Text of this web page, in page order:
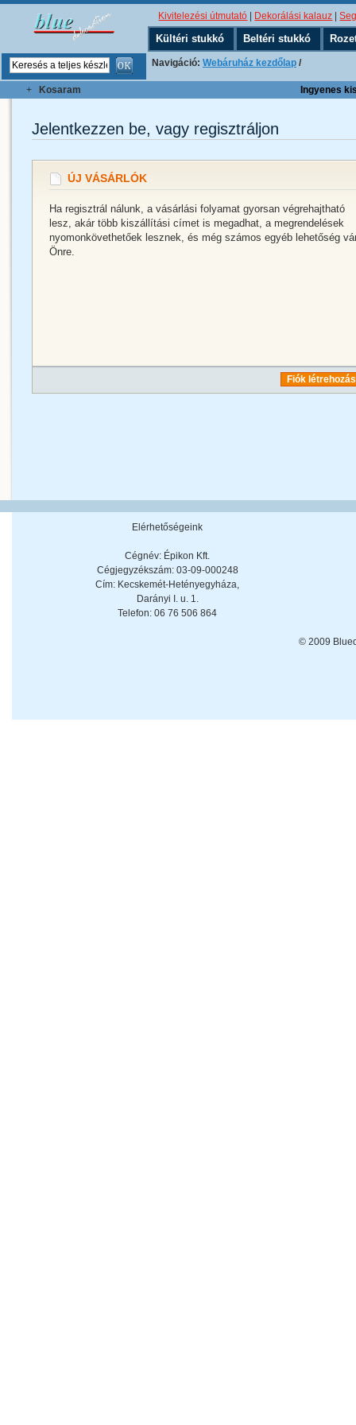
Kivitelezési útmutató Dekorálási kalauz |
Kültéri stukkó Beltéri stukkó
Navigáció: Webáruház kezdőlap /
+ Kosaram Ingyenes
Jelentkezzen be, vagy regisztráljon
ÚJ VÁSÁRLÓK
Ha regisztrál nálunk, a vásárlási folyamat gyorsan végrehajtható
lesz, akár több kiszállítási címet is megadhat, a megrendelések
nyomonkövethetőek lesznek, és még számos egyéb lehetőség
Önre.
Fiók
Elérhetőségeink
Cégnév: Épikon Kft.
Cégjegyzékszám: 03-09-000248
Cím: Kecskemét-Hetényegyháza,
Darányi I. u. 1.
Telefon: 06 76 506 864
© 2009